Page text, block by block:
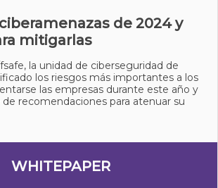
de 2024 y
mitigarlas
la unidad de ciberseguridad de
los riesgos más importantes a los
las empresas durante este año y
recomendaciones para atenuar su
WHITEPAPER